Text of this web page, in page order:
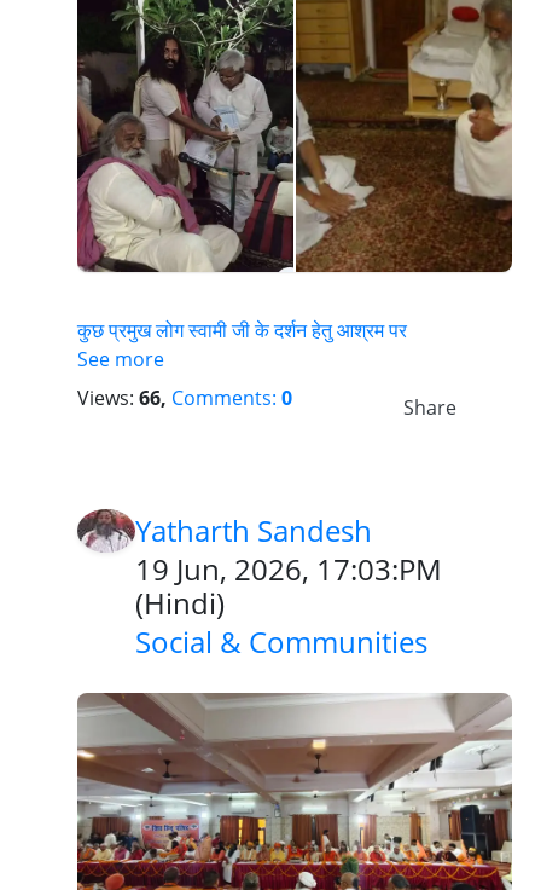
कुछ प्रमुख लोग स्वामी जी के दर्शन हेतु आश्रम पर
See more
Views: 66, Comments: 0 Share
Yatharth Sandesh
19 Jun, 2026, 17:03:PM
(Hindi)
Social & Communities